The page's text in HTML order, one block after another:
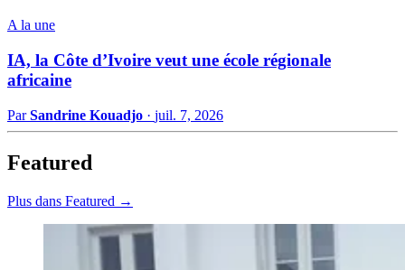
A la une
IA, la Côte d’Ivoire veut une école régionale
africaine
ParSandrine Kouadjo · juil. 7, 2026
Featured
Plus dans Featured →